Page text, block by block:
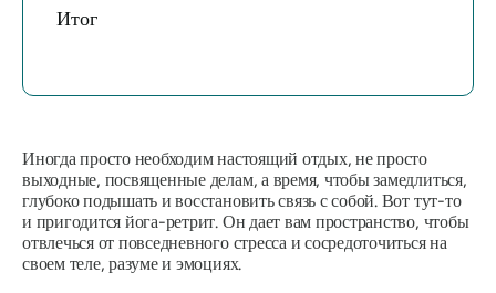
Итог
Иногда просто необходим настоящий отдых, не просто
выходные, посвященные делам, а время, чтобы замедлиться,
глубоко подышать и восстановить связь с собой. Вот тут-то
и пригодится йога-ретрит. Он дает вам пространство, чтобы
отвлечься от повседневного стресса и сосредоточиться на
своем теле, разуме и эмоциях.